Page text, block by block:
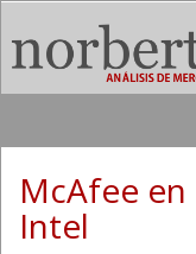
McAfee
Intel